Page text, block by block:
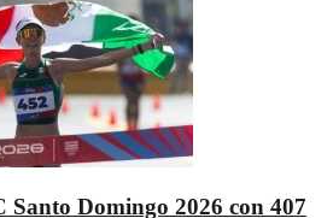
Domingo 2026 con 407